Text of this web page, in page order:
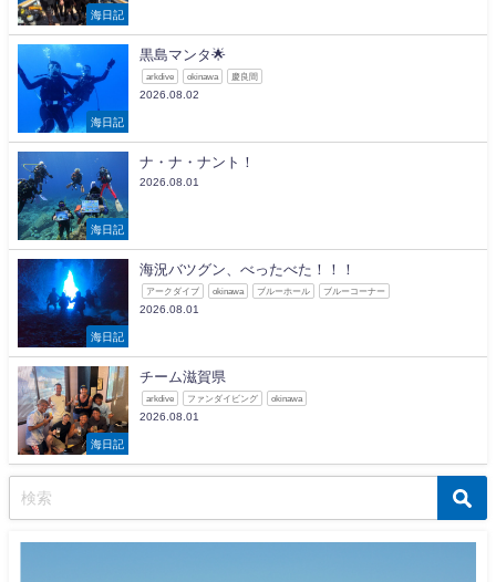
海日記
海日記
黒島マンタ🌟
arkdive okinawa 慶良間
2026.08.02
海日記
ナ・ナ・ナント！
2026.08.01
海日記
海況バツグン、べったべた！！！
アークダイブ okinawa ブルーホール ブルーコーナー
2026.08.01
海日記
チーム滋賀県
arkdive ファンダイビング okinawa
2026.08.01